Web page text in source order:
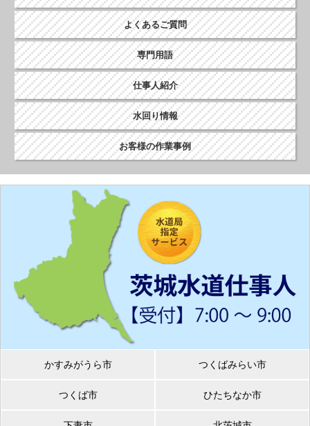
よくあるご質問
専門用語
仕事人紹介
水回り情報
お客様の作業事例
かすみがうら市 つくばみらい市
つくば市 ひたちなか市